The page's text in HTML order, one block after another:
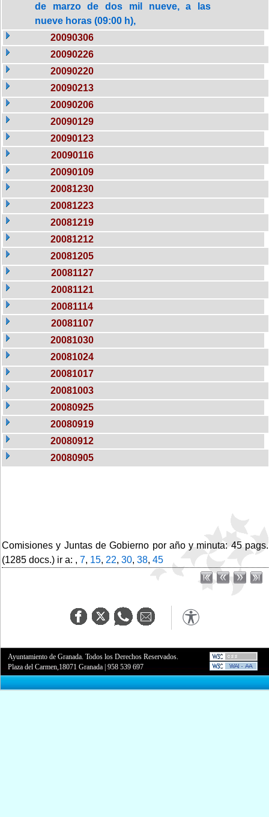
de marzo de dos mil nueve, a las
nueve horas (09:00 h),
20090306
20090226
20090220
20090213
20090206
20090129
20090123
20090116
20090109
20081230
20081223
20081219
20081212
20081205
20081127
20081121
20081114
20081107
20081030
20081024
20081017
20081003
20080925
20080919
20080912
20080905
Comisiones y Juntas de Gobierno por año y minuta: 45 pags.
(1285 docs.) ir a: , 7, 15, 22, 30, 38, 45
Ayuntamiento de Granada. Todos los Derechos Reservados.
Plaza del Carmen,18071 Granada |958 539 697